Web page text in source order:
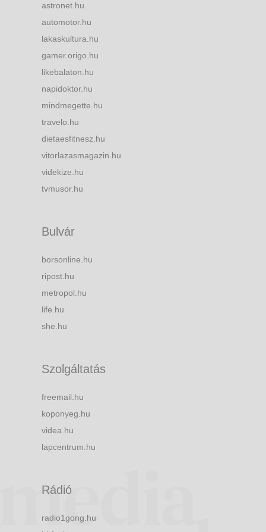
astronet.hu
automotor.hu
lakaskultura.hu
gamer.origo.hu
likebalaton.hu
napidoktor.hu
mindmegette.hu
travelo.hu
dietaesfitnesz.hu
vitorlazasmagazin.hu
videkize.hu
tvmusor.hu
Bulvár
borsonline.hu
ripost.hu
metropol.hu
life.hu
she.hu
Szolgáltatás
freemail.hu
koponyeg.hu
videa.hu
lapcentrum.hu
Rádió
radio1gong.hu